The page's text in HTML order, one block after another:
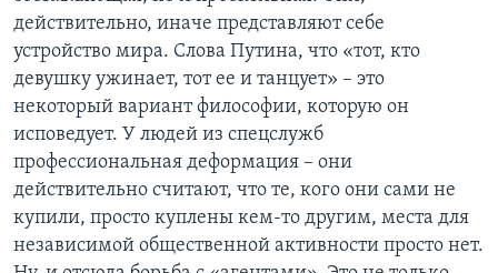
действительно, иначе представляют себе
устройство мира. Слова Путина, что «тот, кто
девушку ужинает, тот ее и танцует» – это
некоторый вариант философии, которую он
исповедует. У людей из спецслужб
профессиональная деформация – они
действительно считают, что те, кого они сами не
купили, просто куплены кем-то другим, места для
независимой общественной активности просто нет.